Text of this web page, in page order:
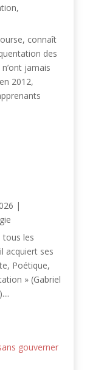
,
connaît
des
jamais
2012,
|
tous les
acquiert ses
Poétique,
» (Gabriel